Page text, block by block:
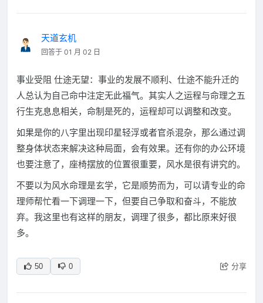
天道玄机
回答于 01 月 02 日
事业受阻 仕途无望：事业的发展不顺利、仕途不能升迁的
人总认为自己命中注定无此福气。其实人之运程与命理之五
行生克息息相关，命制是死的，运程却可以调整和改变。
如果是你的八字里出现印星轻浮或者官杀混杂，那么通过调
整身体状态来解决这种局面，会有效果。还有你的办公环境
也要注意了，座椅摆放的位置很重要，风水是很有讲究的。
不要以为风水命理是玄学，它是顺势而为，可以请专业的命
理师帮忙看一下调理一下，但要自己争取和奋斗，不能放
弃。我这里也有这样的朋友，调理了很多，都比原来好很
多。
50 0 分享